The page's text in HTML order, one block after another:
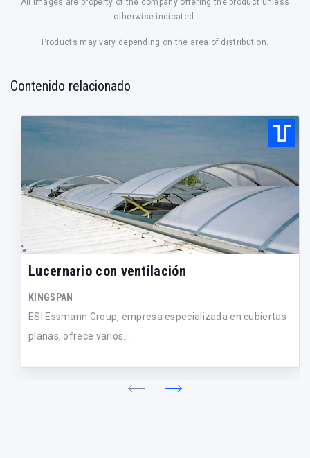
otherwise indicated.
Products may vary depending on the area of distribution.
Contenido relacionado
Lucernario con ventilación
KINGSPAN
ESI Essmann Group, empresa especializada en cubiertas
planas, ofrece varios...